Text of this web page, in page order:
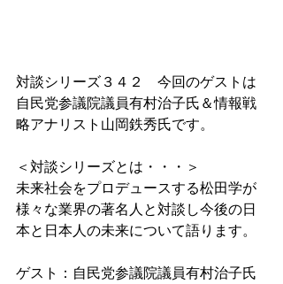
対談シリーズ３４２　今回のゲストは
自民党参議院議員有村治子氏＆情報戦
略アナリスト山岡鉄秀氏です。
＜対談シリーズとは・・・＞
未来社会をプロデュースする松田学が
様々な業界の著名人と対談し今後の日
本と日本人の未来について語ります。
ゲスト：自民党参議院議員有村治子氏